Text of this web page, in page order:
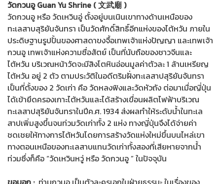
วัดกวนอู Guan Yu Shrine ( 文武廟 )
วัดกวนอู หรือ วัดเหวินอู่ ตั้งอยู่บนเนินเขาทางด้านเหนือของ
ทะเลสาบสุริยันจันทรา เป็นวัดศักดิ์สิทธิ์อีกแห่งของไต้หวัน ภายใน
ประดิษฐานรูปปั้นของศาสดาขงจื้อเทพเจ้าแห่งปัญญา และเทพเจ้า
กวนอู เทพเจ้าแห่งความซื่อสัตย์ เป็นที่นับถือของชาวจีนและ
ไต้หวัน บริเวณหน้าวัดจะมีสิงโตหินอ่อนมูลค่าตัวละ 1 ล้านเหรียญ
ไต้หวัน อยู่ 2 ตัว ตามประวัติในอดีตริมฝั่งทะเลสาปสุริยันจันทรา
เป็นที่ตั้งของ 2 วัดเก่า คือ วัดหลงฟิงและวัดหัวถัง ต่อมาเมื่อญี่ปุ่น
ได้เข้ายึดครองเกาะไต้หวันและได้สร้างเขื่อนผลิตไฟฟ้าบริเวณ
ทะเลสาปสุริยันจันทราในปีค.ศ. 1934 ส่งผลทำให้ระดับน้ำในทะเล
สาปเพิ่มสูงขึ้นจนท่วมวัดเก่าทั้ง 2 แห่ง ทางญี่ปุ่นจึงได้จ่ายค่า
ชดเชยให้ทางการไต้หวันโดยการสร้างวัดแห่งใหม่ขึ้นบนไหล่เขา
ทางตอนเหนือของทะเลสาบแทนวัดเก่าทั้งสองที่เสียหายจากน้ำ
ท่วมซึ่งก็คือ “วัดเหวินหวู่ หรือ วัดกวนอู ” ในปัจจุบัน